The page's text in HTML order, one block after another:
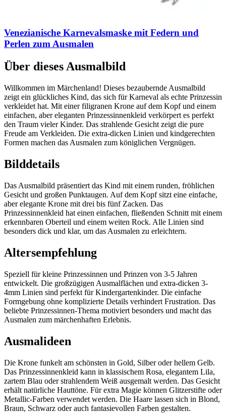
Venezianische Karnevalsmaske mit Federn und
Perlen zum Ausmalen
Über dieses Ausmalbild
Willkommen im Märchenland! Dieses bezaubernde Ausmalbild
zeigt ein glückliches Kind, das sich für Karneval als echte Prinzessin
verkleidet hat. Mit einer filigranen Krone auf dem Kopf und einem
einfachen, aber eleganten Prinzessinnenkleid verkörpert es perfekt
den Traum vieler Kinder. Das strahlende Gesicht zeigt die pure
Freude am Verkleiden. Die extra-dicken Linien und kindgerechten
Formen machen das Ausmalen zum königlichen Vergnügen.
Bilddetails
Das Ausmalbild präsentiert das Kind mit einem runden, fröhlichen
Gesicht und großen Punktaugen. Auf dem Kopf sitzt eine einfache,
aber elegante Krone mit drei bis fünf Zacken. Das
Prinzessinnenkleid hat einen einfachen, fließenden Schnitt mit einem
erkennbaren Oberteil und einem weiten Rock. Alle Linien sind
besonders dick und klar, um das Ausmalen zu erleichtern.
Altersempfehlung
Speziell für kleine Prinzessinnen und Prinzen von 3-5 Jahren
entwickelt. Die großzügigen Ausmalflächen und extra-dicken 3-
4mm Linien sind perfekt für Kindergartenkinder. Die einfache
Formgebung ohne komplizierte Details verhindert Frustration. Das
beliebte Prinzessinnen-Thema motiviert besonders und macht das
Ausmalen zum märchenhaften Erlebnis.
Ausmalideen
Die Krone funkelt am schönsten in Gold, Silber oder hellem Gelb.
Das Prinzessinnenkleid kann in klassischem Rosa, elegantem Lila,
zartem Blau oder strahlendem Weiß ausgemalt werden. Das Gesicht
erhält natürliche Hauttöne. Für extra Magie können Glitzerstifte oder
Metallic-Farben verwendet werden. Die Haare lassen sich in Blond,
Braun, Schwarz oder auch fantasievollen Farben gestalten.